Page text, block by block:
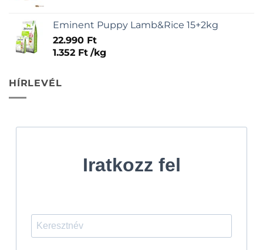
Eminent Puppy Lamb&Rice 15+2kg
22.990 Ft
1.352 Ft /kg
HÍRLEVÉL
Iratkozz fel